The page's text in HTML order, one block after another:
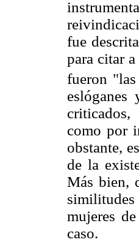
fue
para citar
fueron
como por
obstante,
de la
Más bien,
mujeres
caso.